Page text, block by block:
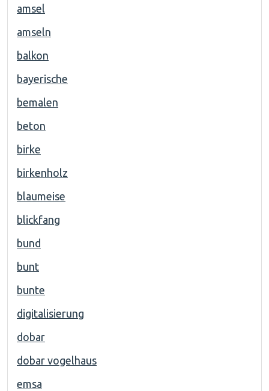
amsel
amseln
balkon
bayerische
bemalen
beton
birke
birkenholz
blaumeise
blickfang
bund
bunt
bunte
digitalisierung
dobar
dobar vogelhaus
emsa